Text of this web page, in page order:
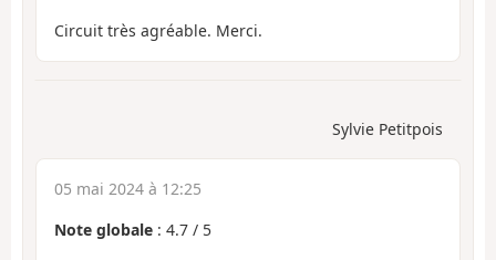
Circuit très agréable. Merci.
Sylvie Petitpois
05 mai 2024 à 12:25
Note globale : 4.7 / 5